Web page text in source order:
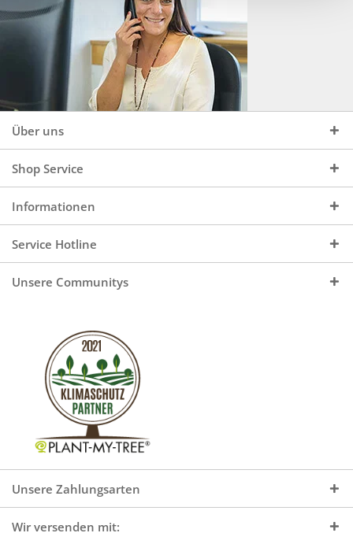
Über uns
Shop Service
Informationen
Service Hotline
Unsere Communitys
Unsere Zahlungsarten
Wir versenden mit: